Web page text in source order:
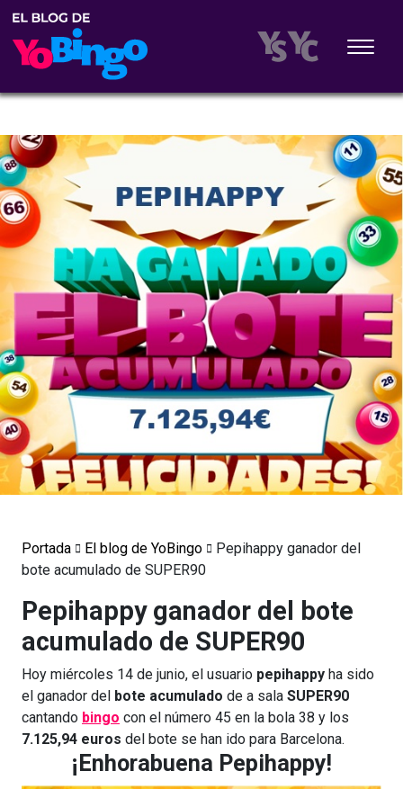
Portada El blog de YoBingo
Pepihappy ganador del
bote acumulado de SUPER90
Pepihappy ganador del bote
acumulado de SUPER90
Hoy miércoles 14 de junio, el usuario pepihappy ha sido
el ganador del bote acumulado de a sala SUPER90
cantando bingo con el número 45 en la bola 38 y los
7.125,94 euros del bote se han ido para Barcelona.
¡Enhorabuena Pepihappy!